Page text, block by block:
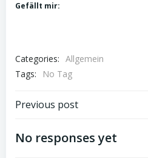
Gefällt mir:
Categories: Allgemein
Tags:
No Tag
Post
navigation
Previous post
No responses yet